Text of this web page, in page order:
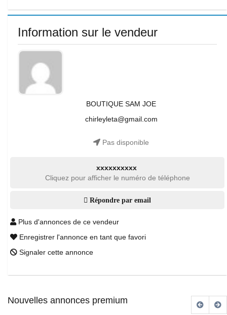
Information sur le vendeur
BOUTIQUE SAM JOE
chirleyleta@gmail.com
Pas disponible
xxxxxxxxxx
Cliquez pour afficher le numéro de téléphone
Répondre par email
Plus d'annonces de ce vendeur
Enregistrer l'annonce en tant que favori
Signaler cette annonce
Nouvelles annonces premium